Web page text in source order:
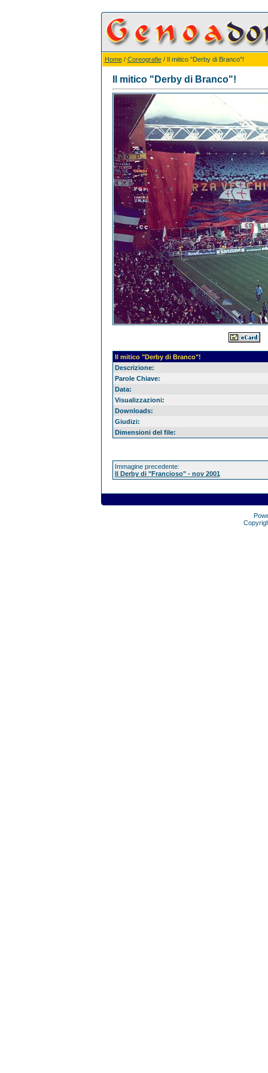
Home/ Coreografie/ Il mitico "Derby di Branco"!
Il mitico "Derby di Branco"!
Il mitico "Derby di Branco"!
Descrizione:
Parole Chiave:
Data:
Visualizzazioni:
Downloads:
Giudizi:
Dimensioni del file:
Immagine precedente:
Il Derby di "Francioso" - nov 2001